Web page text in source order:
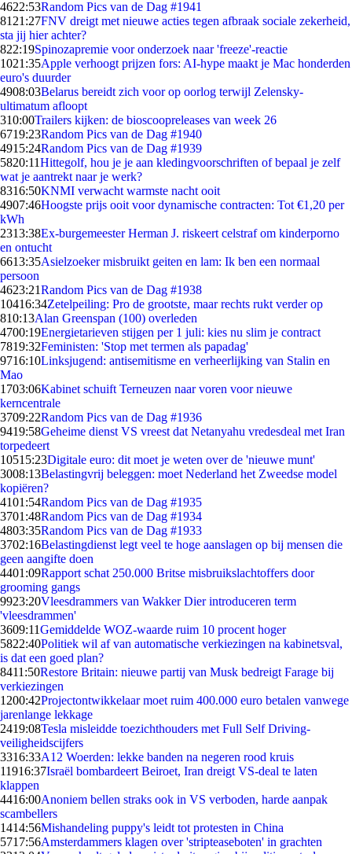
4622:53Random Pics van de Dag #1941
81 21:27FNV dreigt met nieuwe acties tegen afbraak sociale zekerheid,
sta jij hier achter?
822:19Spinozapremie voor onderzoek naar 'freeze'-reactie
1021:35Apple verhoogt prijzen fors: AI-hype maakt je Mac honderden
euro's duurder
4908:03Belarus bereidt zich voor op oorlog terwijl Zelensky-
ultimatum afloopt
310:00Trailers kijken: de bioscoopreleases van week 26
6719:23Random Pics van de Dag #1940
4915:24Random Pics van de Dag #1939
5820:11Hittegolf, hou je je aan kledingvoorschriften of bepaal je zelf
wat je aantrekt naar je werk?
8316:50KNMI verwacht warmste nacht ooit
4907:46Hoogste prijs ooit voor dynamische contracten: Tot €1,20 per
kWh
2313:38Ex-burgemeester Herman J. riskeert celstraf om kinderporno
en ontucht
6613:35Asielzoeker misbruikt geiten en lam: Ik ben een normaal
persoon
4623:21Random Pics van de Dag #1938
10416:34Zetelpeiling: Pro de grootste, maar rechts rukt verder op
810:13Alan Greenspan (100) overleden
4700:19Energietarieven stijgen per 1 juli: kies nu slim je contract
7819:32Feministen: 'Stop met termen als papadag'
9716:10Linksjugend: antisemitisme en verheerlijking van Stalin en
Mao
1703:06Kabinet schuift Terneuzen naar voren voor nieuwe
kerncentrale
3709:22Random Pics van de Dag #1936
9419:58Geheime dienst VS vreest dat Netanyahu vredesdeal met Iran
torpedeert
10515:23Digitale euro: dit moet je weten over de 'nieuwe munt'
3008:13Belastingvrij beleggen: moet Nederland het Zweedse model
kopiëren?
4101:54Random Pics van de Dag #1935
3701:48Random Pics van de Dag #1934
4803:35Random Pics van de Dag #1933
3702:16Belastingdienst legt veel te hoge aanslagen op bij mensen die
geen aangifte doen
4401:09Rapport schat 250.000 Britse misbruikslachtoffers door
grooming gangs
9923:20Vleesdrammers van Wakker Dier introduceren term
'vleesdrammen'
3609:11Gemiddelde WOZ-waarde ruim 10 procent hoger
5822:40Politiek wil af van automatische verkiezingen na kabinetsval,
is dat een goed plan?
8411:50Restore Britain: nieuwe partij van Musk bedreigt Farage bij
verkiezingen
1200:42Projectontwikkelaar moet ruim 400.000 euro betalen vanwege
jarenlange lekkage
2419:08Tesla misleidde toezichthouders met Full Self Driving-
veiligheidscijfers
3316:33A12 Woerden: lekke banden na negeren rood kruis
11916:37Israël bombardeert Beiroet, Iran dreigt VS-deal te laten
klappen
4416:00Anoniem bellen straks ook in VS verboden, harde aanpak
scambellers
1414:56Mishandeling puppy's leidt tot protesten in China
5717:56Amsterdammers klagen over 'stripteaseboten' in grachten